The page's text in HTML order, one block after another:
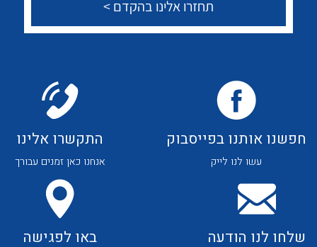
צור קשר
לכל מוצרי היצרן לכל מוצרי היצרן
לכל מוצרי היצרן לכל מוצרי היצרן
חפשנו אותנו בפייסבוק
עשו לנו לייק
התקשרו אלינו
אנחנו כאן זמנים עבורך
שלחו לנו הודעה באו לפגישה